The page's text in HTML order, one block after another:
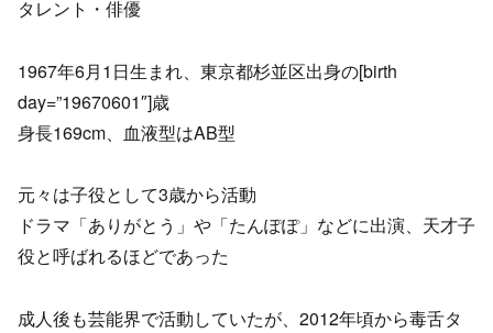
タレント・俳優
1967年6月1日生まれ、東京都杉並区出身の[birth
day=”19670601″]歳
身長169cm、血液型はAB型
元々は子役として3歳から活動
ドラマ「ありがとう」や「たんぽぽ」などに出演、天才子
役と呼ばれるほどであった
成人後も芸能界で活動していたが、2012年頃から毒舌タ